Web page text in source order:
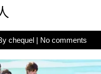
chequel | No comments